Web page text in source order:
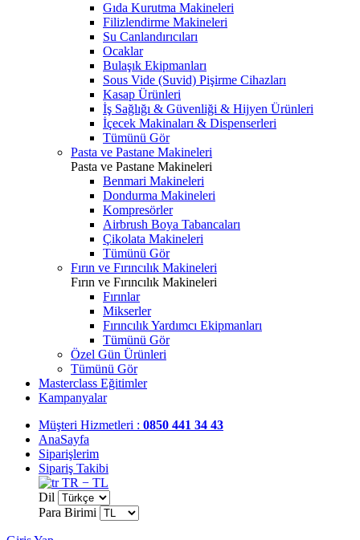
Gıda Kurutma Makineleri
Filizlendirme Makineleri
Su Canlandırıcıları
Ocaklar
Bulaşık Ekipmanları
Sous Vide (Suvid) Pişirme Cihazları
Kasap Ürünleri
İş Sağlığı & Güvenliği & Hijyen Ürünleri
İçecek Makinaları & Dispenserleri
Tümünü Gör
Pasta ve Pastane Makineleri
Pasta ve Pastane Makineleri
Benmari Makineleri
Dondurma Makineleri
Kompresörler
Airbrush Boya Tabancaları
Çikolata Makineleri
Tümünü Gör
Fırın ve Fırıncılık Makineleri
Fırın ve Fırıncılık Makineleri
Fırınlar
Mikserler
Fırıncılık Yardımcı Ekipmanları
Tümünü Gör
Özel Gün Ürünleri
Tümünü Gör
Masterclass Eğitimler
Kampanyalar
Müşteri Hizmetleri : 0850 441 34 43
AnaSayfa
Siparişlerim
Sipariş Takibi
TR − TL
Dil
Para Birimi